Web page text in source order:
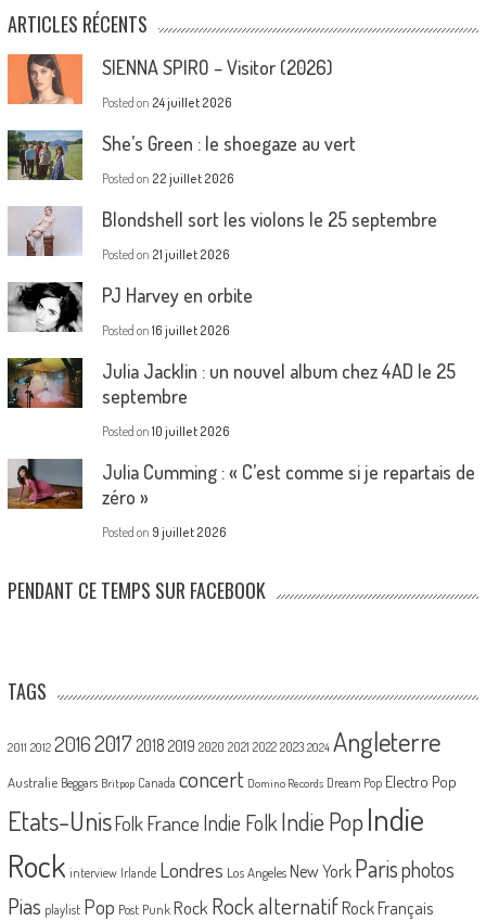
ARTICLES RÉCENTS
SIENNA SPIRO – Visitor (2026)
Posted on 24 juillet 2026
She’s Green : le shoegaze au vert
Posted on 22 juillet 2026
Blondshell sort les violons le 25 septembre
Posted on 21 juillet 2026
PJ Harvey en orbite
Posted on 16 juillet 2026
Julia Jacklin : un nouvel album chez 4AD le 25
septembre
Posted on 10 juillet 2026
Julia Cumming : « C’est comme si je repartais de
zéro »
Posted on 9 juillet 2026
PENDANT CE TEMPS SUR FACEBOOK
TAGS
2011 2012 20162017 2018 2019 2020 2021 2022 2023 2024 Angleterre
Australie Beggars Britpop Canada concert Domino Records Dream Pop Electro Pop
Etats-UnisFolk France Indie Folk Indie PopIndie
Rock interview Irlande Londres Los Angeles New York Parisphotos
Pias playlist Pop Post Punk Rock Rock alternatif Rock Français